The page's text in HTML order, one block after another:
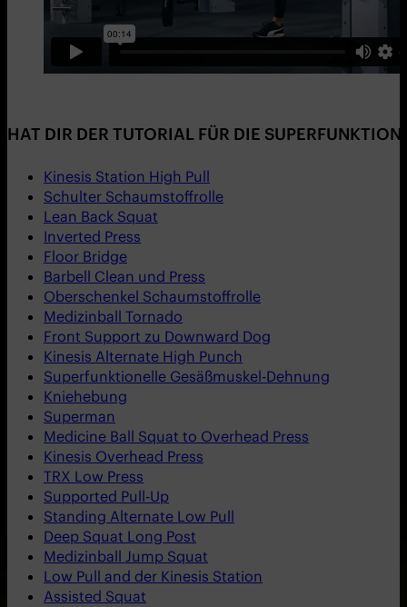
HAT DIR DER TUTORIAL FÜR DIE
Kinesis Station High Pull
Schulter Schaumstoffrolle
Lean Back Squat
Inverted Press
Floor Bridge
Barbell Clean und Press
Oberschenkel Schaumstoffrolle
Medizinball Tornado
Front Support zu Downward Dog
Kinesis Alternate High Punch
Superfunktionelle Gesäßmuskel-Dehnung
Kniehebung
Superman
Medicine Ball Squat to Overhead Press
Kinesis Overhead Press
TRX Low Press
Supported Pull-Up
Standing Alternate Low Pull
Deep Squat Long Post
Medizinball Jump Squat
Low Pull and der Kinesis Station
Assisted Squat